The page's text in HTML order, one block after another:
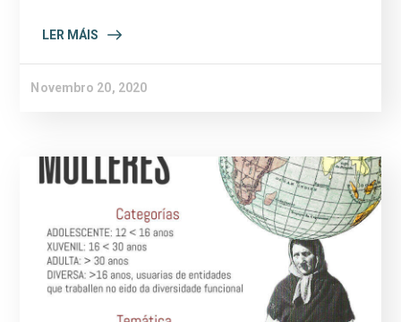
LER MÁIS
Novembro 20, 2020